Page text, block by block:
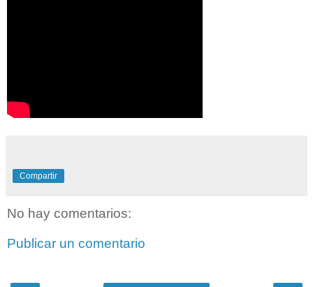
Compartir
No hay comentarios:
Publicar un comentario